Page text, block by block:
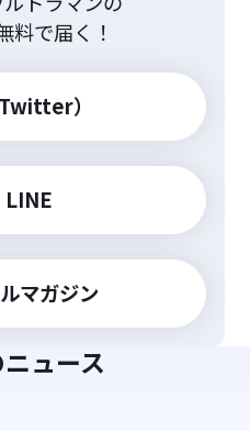
料で届く！
）
LINE
マガジン
ュース